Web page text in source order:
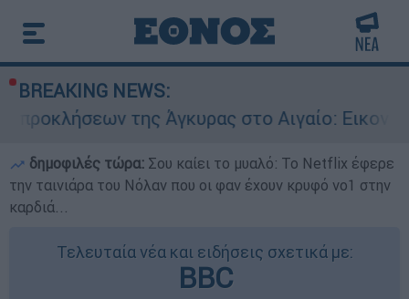
BREAKING NEWS:
Άγκυρας στο Αιγαίο: Εικονική αερομαχία
δημοφιλές τώρα: Σου καίει το μυαλό: Το Netflix έφερε
την ταινιάρα του Νόλαν που οι φαν έχουν κρυφό νο1 στην
καρδιά...
Τελευταία νέα και ειδήσεις σχετικά με:
BBC